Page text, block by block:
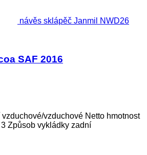
návěs sklápěč Janmil NWD26
SAF 2016
vzduchové/vzduchové Netto hmotnost
3 Způsob vykládky zadní